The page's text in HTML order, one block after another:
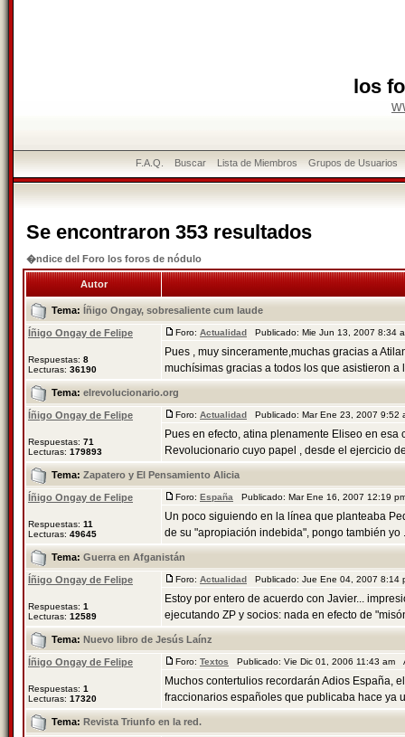
los
F.A.Q. Buscar Lista de Miembros Grupos de Usuarios
Se encontraron 353 resultados
�ndice del Foro los foros de nódulo
Autor
Tema: Íñigo Ongay, sobresaliente cum laude
Íñigo Ongay de Felipe
Respuestas: 8
Lecturas: 36190
Foro: Actualidad Publicado: Mie Jun 13, 2007 8:34
Pues , muy sinceramente,muchas gracias a
muchísimas gracias a todos los que asistieron a
Tema: elrevolucionario.org
Íñigo Ongay de Felipe
Respuestas: 71
Lecturas: 179893
Foro: Actualidad Publicado: Mar Ene 23, 2007
Pues en efecto, atina plenamente Eliseo en
Revolucionario cuyo papel , desde el ejercicio
Tema: Zapatero y El Pensamiento Alicia
Íñigo Ongay de Felipe
Respuestas: 11
Lecturas: 49645
Foro: España Publicado: Mar Ene 16, 2007 12:19
Un poco siguiendo en la línea que planteaba
de su "apropiación indebida", pongo también yo
Tema: Guerra en Afganistán
Íñigo Ongay de Felipe
Respuestas: 1
Lecturas: 12589
Foro: Actualidad Publicado: Jue Ene 04, 2007
Estoy por entero de acuerdo con Javier...
ejecutando ZP y socios: nada en efecto de
Tema: Nuevo libro de Jesús Laínz
Íñigo Ongay de Felipe
Respuestas: 1
Lecturas: 17320
Foro: Textos Publicado: Vie Dic 01, 2006 11:43 am
Muchos contertulios recordarán Adios España,
fraccionarios españoles que publicaba hace ya
Tema: Revista Triunfo en la red.